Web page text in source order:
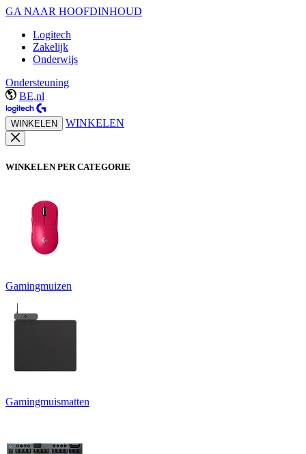
GA NAAR HOOFDINHOUD
Logitech
Zakelijk
Onderwijs
Ondersteuning
BE,nl
WINKELEN WINKELEN
WINKELEN PER CATEGORIE
Gamingmuizen
Gamingmuismatten